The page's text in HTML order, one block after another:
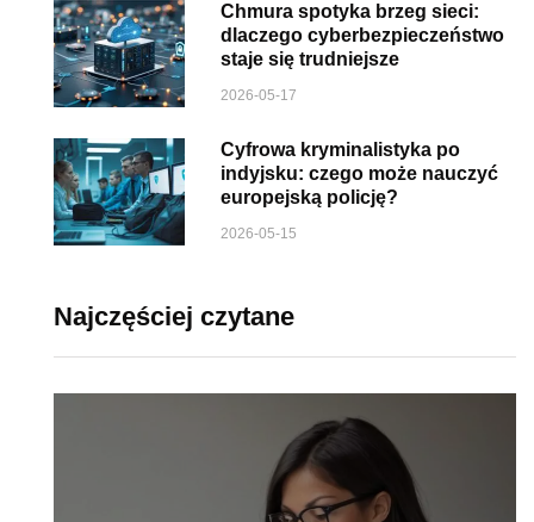
Chmura spotyka brzeg sieci:
dlaczego cyberbezpieczeństwo
staje się trudniejsze
2026-05-17
Cyfrowa kryminalistyka po
indyjsku: czego może nauczyć
europejską policję?
2026-05-15
Najczęściej czytane